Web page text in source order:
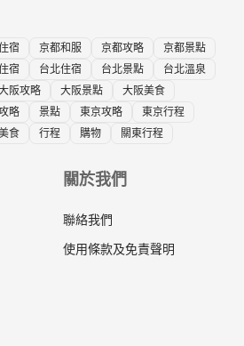
宿 京都和服 京都攻略
京都景點
宿 台北住宿 台北景點
台北溫泉
阪攻略 大阪景點
大阪美食
略 景點 東京攻略
東京行程
食 行程 購物 關東行程
關於我們
聯絡我們
使用條款及免責聲明